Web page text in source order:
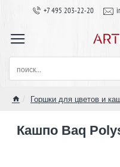
+7 495 203-22-20
поиск...
Горшки для цветов и
Кашпо Baq